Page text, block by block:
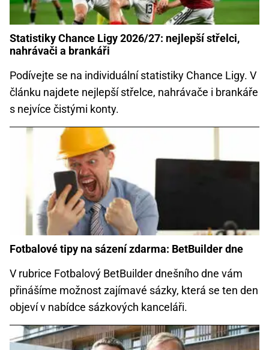
Statistiky Chance Ligy 2026/27: nejlepší střelci,
nahrávači a brankáři
Podívejte se na individuální statistiky Chance Ligy. V
článku najdete nejlepší střelce, nahrávače i brankáře
s nejvíce čistými konty.
Fotbalové tipy na sázení zdarma: BetBuilder dne
V rubrice Fotbalový BetBuilder dnešního dne vám
přinášíme možnost zajímavé sázky, která se ten den
objeví v nabídce sázkových kanceláři.